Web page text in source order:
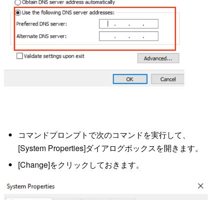
コマンドプロンプトで次のコマンドを実行して、
[System Properties]ダイアログボックスを開きます。
[Change]をクリックしておきます。